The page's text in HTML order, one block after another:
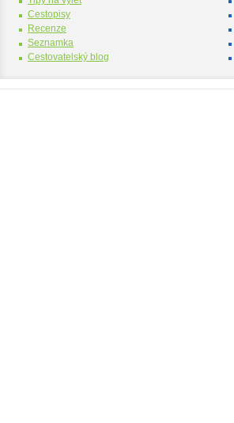
Cestopisy
Recenze
Seznamka
Cestovatelský blog